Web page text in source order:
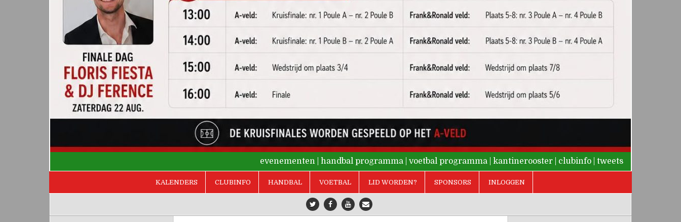
evenementen handbal programma voetbal programma kantinerooster clubinfo tweets
KALENDERS CLUBINFO HANDBAL VOETBAL LID WORDEN? SPONSORS INLOGGEN